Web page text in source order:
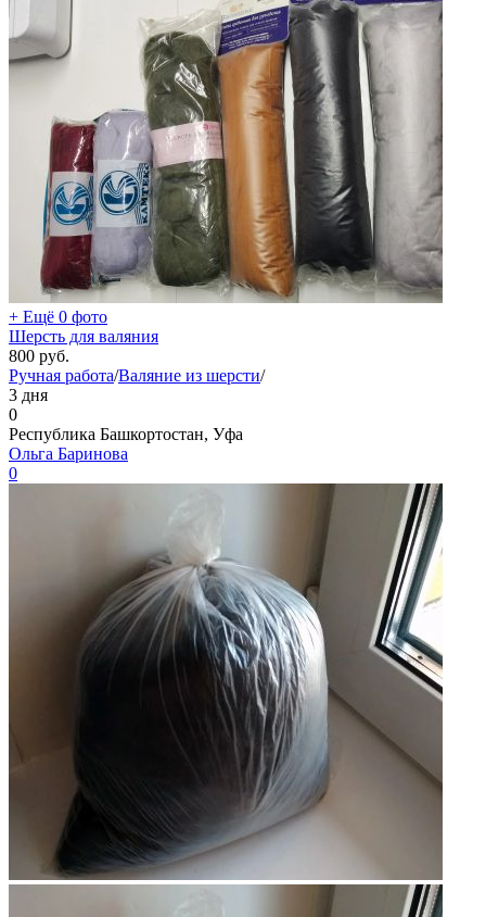
+ Ещё 0 фото
Шерсть для валяния
800 руб.
Ручная работа/Валяние из шерсти/
3 дня
0
Республика Башкортостан, Уфа
Ольга Баринова
0